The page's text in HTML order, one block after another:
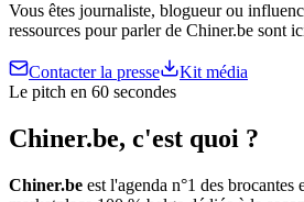
Vous êtes journaliste, blogueur ou
ressources pour parler de Chiner.be sont
Contacter la presse
Kit média
Le pitch en 60 secondes
Chiner.be, c'est quoi ?
Chiner.be est l'agenda n°1 des